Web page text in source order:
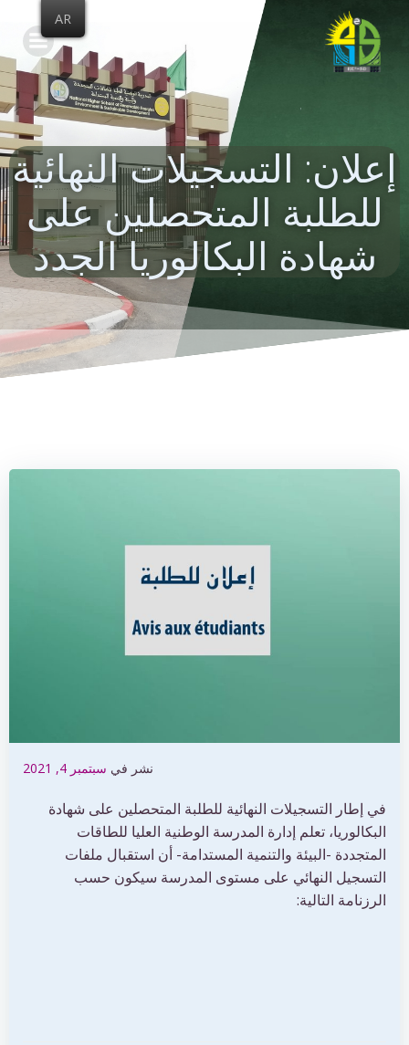
content
إعلان: التسجيلات النهائية
للطلبة المتحصلين على
شهادة البكالوريا الجدد
نشر في سبتمبر 4, 2021
في إطار التسجيلات النهائية للطلبة المتحصلين على شهادة
البكالوريا، تعلم إدارة المدرسة الوطنية العليا للطاقات
المتجددة -البيئة والتنمية المستدامة- أن استقبال ملفات
التسجيل النهائي على مستوى المدرسة سيكون حسب
الرزنامة التالية:
AR